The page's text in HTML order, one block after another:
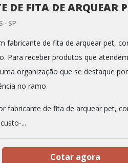
DE FITA DE ARQUEAR
- SP
fabricante de fita de arquear pet,
Para receber produtos que
organização que se destaque
no ramo.
fabricante de fita de arquear pet,
...
Cotar agora